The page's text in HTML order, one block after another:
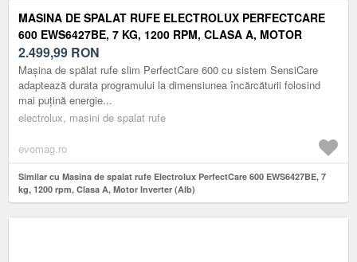
MASINA DE SPALAT RUFE ELECTROLUX PERFECTCARE
600 EWS6427BE, 7 KG, 1200 RPM, CLASA A, MOTOR
INVERTER (ALB)
2.499,99 RON
Mașina de spălat rufe slim PerfectCare 600 cu sistem SensiCare
adaptează durata programului la dimensiunea încărcăturii folosind
mai puţină energie...
electrolux, masini de spalat rufe
evomag.ro
Similar cu Masina de spalat rufe Electrolux PerfectCare 600 EWS6427BE, 7
kg, 1200 rpm, Clasa A, Motor Inverter (Alb)